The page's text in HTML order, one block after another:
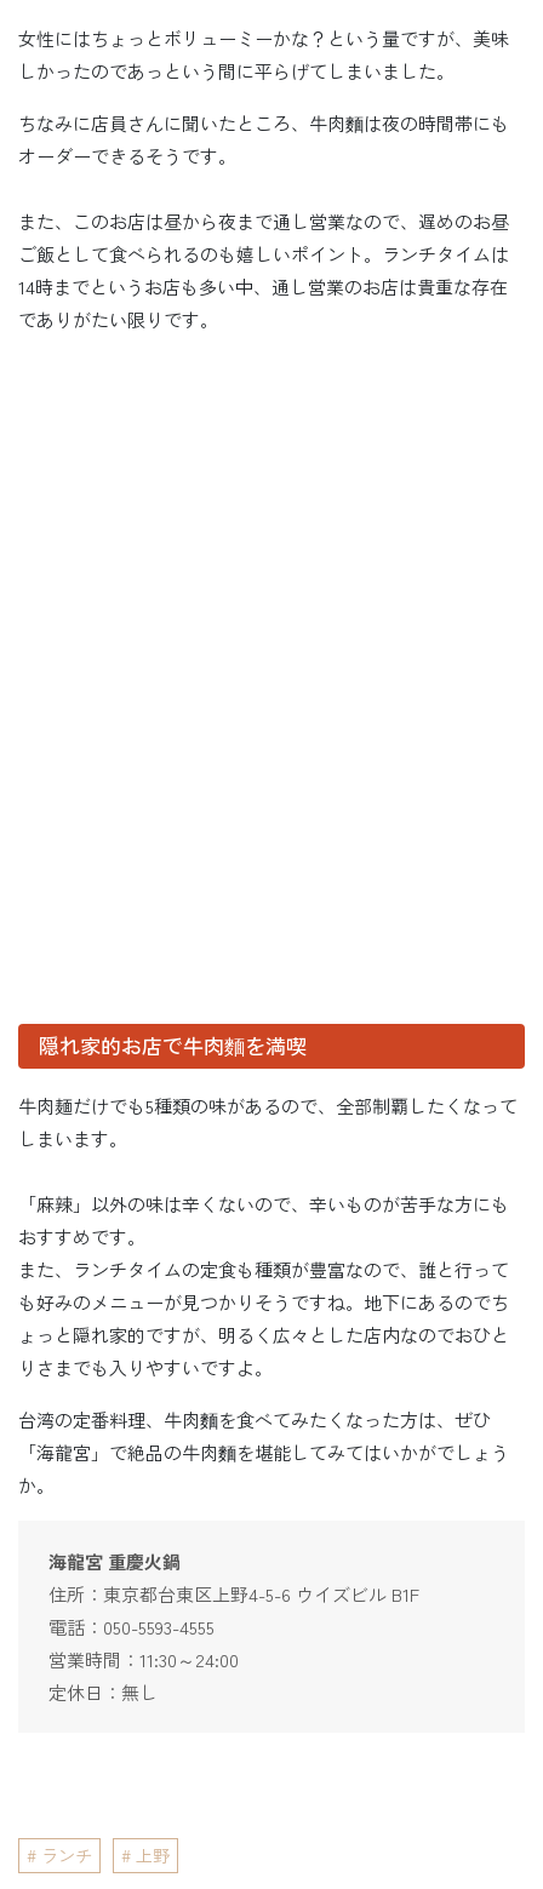
女性にはちょっとボリューミーかな？という量ですが、美味
しかったのであっという間に平らげてしまいました。
ちなみに店員さんに聞いたところ、牛肉麵は夜の時間帯にも
オーダーできるそうです。
また、このお店は昼から夜まで通し営業なので、遅めのお昼
ご飯として食べられるのも嬉しいポイント。ランチタイムは
14時までというお店も多い中、通し営業のお店は貴重な存在
でありがたい限りです。
隠れ家的お店で牛肉麵を満喫
牛肉麺だけでも5種類の味があるので、全部制覇したくなって
しまいます。
「麻辣」以外の味は辛くないので、辛いものが苦手な方にも
おすすめです。
また、ランチタイムの定食も種類が豊富なので、誰と行って
も好みのメニューが見つかりそうですね。地下にあるのでち
ょっと隠れ家的ですが、明るく広々とした店内なのでおひと
りさまでも入りやすいですよ。
台湾の定番料理、牛肉麵を食べてみたくなった方は、ぜひ
「海龍宮」で絶品の牛肉麵を堪能してみてはいかがでしょう
か。
海龍宮 重慶火鍋
住所：東京都台東区上野4-5-6 ウイズビル B1F
電話：050-5593-4555
営業時間：11:30～24:00
定休日：無し
ランチ 上野